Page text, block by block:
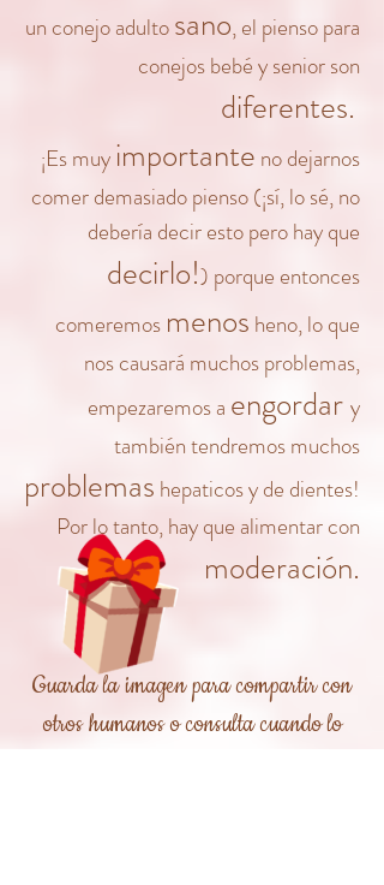
un conejo adultosano, el pienso para
conejos bebé y senior son
diferentes.
¡Es muyimportante no dejarnos
comer demasiado pienso (¡sí, lo sé, no
debería decir esto pero hay que
decirlo!) porque entonces
comeremos menos heno, lo que
nos causará muchos problemas,
empezaremos a engordar y
también tendremos muchos
problemas hepaticosy de dientes!
Por lo tanto, hay que alimentar con
moderación.
Guarda la imagen para compartir con
otros humanos o consulta cuando lo